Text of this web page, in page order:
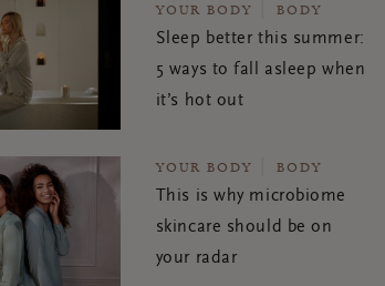
YOUR BODY BODY
Sleep better this summer:
5 ways to fall asleep when
it’s hot out
YOUR BODY BODY
This is why microbiome
skincare should be on
your radar